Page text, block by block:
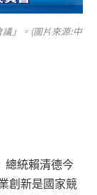
」。(圖片來源:中
總統賴清德今
創新是國家競